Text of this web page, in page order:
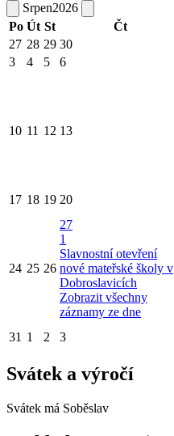
Srpen2026
Po Út St Čt
27 28 29 30
3
4 5 6
10 11 12 13
17 18 19 20
24 25 26
27
1
Slavnostní otevření
nové mateřské školy v
Dobroslavicích
Zobrazit všechny
záznamy ze dne
31 1 2 3
Svátek a výročí
Svátek má Soběslav